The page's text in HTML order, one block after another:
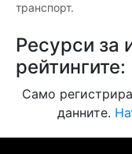
транспорт.
Ресурси за
рейтингите:
Само
данните.